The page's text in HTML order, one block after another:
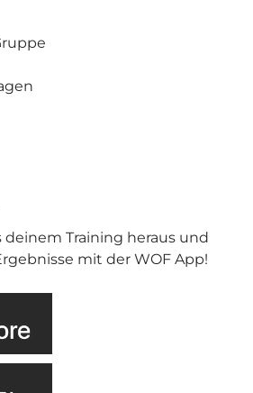
deinem Training heraus und
mit der WOF App!